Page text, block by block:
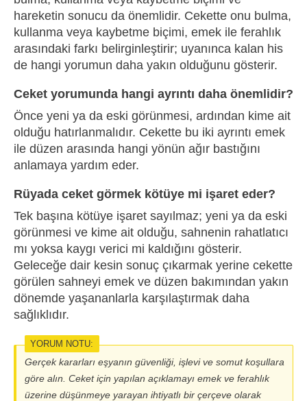
hareketin sonucu da önemlidir. Cekette onu bulma,
kullanma veya kaybetme biçimi, emek ile ferahlık
arasındaki farkı belirginleştirir; uyanınca kalan his
de hangi yorumun daha yakın olduğunu gösterir.
Ceket yorumunda hangi ayrıntı daha önemlidir?
Önce yeni ya da eski görünmesi, ardından kime ait
olduğu hatırlanmalıdır. Cekette bu iki ayrıntı emek
ile düzen arasında hangi yönün ağır bastığını
anlamaya yardım eder.
Rüyada ceket görmek kötüye mi işaret eder?
Tek başına kötüye işaret sayılmaz; yeni ya da eski
görünmesi ve kime ait olduğu, sahnenin rahatlatıcı
mı yoksa kaygı verici mi kaldığını gösterir.
Geleceğe dair kesin sonuç çıkarmak yerine cekette
görülen sahneyi emek ve düzen bakımından yakın
dönemde yaşananlarla karşılaştırmak daha
sağlıklıdır.
YORUM NOTU:
Gerçek kararları eşyanın güvenliği, işlevi ve somut koşullara
göre alın. Ceket için yapılan açıklamayı emek ve ferahlık
üzerine düşünmeye yarayan ihtiyatlı bir çerçeve olarak